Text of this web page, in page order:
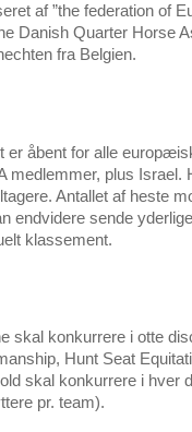
af ”the federation of
Danish Quarter Horse
fra Belgien.
er åbent for alle
medlemmer, plus Israel.
Antallet af heste
endvidere sende
klassement.
skal konkurrere i otte
Hunt Seat
skal konkurrere i hver
pr. team).